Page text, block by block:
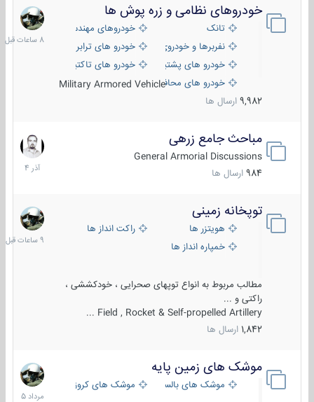
خودروهای نظامی و زره پوش ها
تانک
خودروهای مهندسی
نفربرها و خودروی های رزمی پیاده نظام
خودرو های ترابری نظامی
خودرو های پشتیبانی آتش ، شناسایی و ضد تانک
خودرو های تاکتیکی نظامی
خودرو های محافظت شدهMilitary Armored Vehicle
9,982 ارسال ها
8
ساعات
قبل
مباحث جامع زرهی
General Armorial Discussions
984 ارسال ها
7
آذر
1404
توپخانه زمینی
هویتزر ها
راکت انداز ها
خمپاره انداز ها
مطالب مربوط به انواع توپهای صحرایی ، خودکششی ،
راکتی و ...
Field , Rocket & Self-propelled Artillery ...
1,842 ارسال ها
9
ساعات
قبل
موشک های زمین پایه
موشک های بالستیک موشک های کروز
2
مرداد
1405